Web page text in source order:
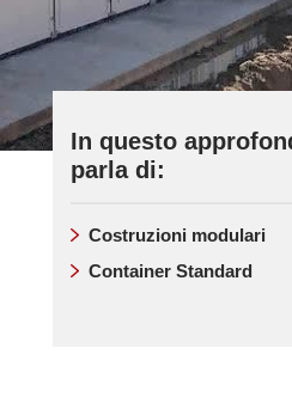
In questo
parla di:
Costruzioni modulari
Container Standard